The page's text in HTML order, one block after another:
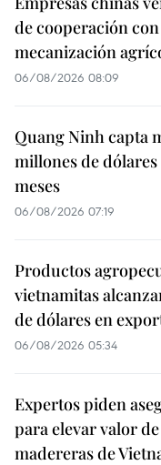
de cooperación
mecanización
06/08/2026 08:09
Quang Ninh capta
millones de dólares
meses
06/08/2026 07:19
Productos
vietnamitas
de dólares en
06/08/2026 05:34
Expertos piden
para elevar valor
madereras de